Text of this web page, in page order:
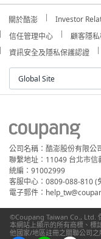
關於酷澎 Investor
信任管理中心
顧客隱
資訊安全及隱私保護認證
Global Site
公司名稱：酷澎股份有限公
聯繫地址：11049 台北市
統編：91002999
客服中心：0809-088-810 (
電子郵件：
©Coupang Taiwan Co., Ltd.
本網站上顯示的所有商標、標
他國家/地區註冊之關聯公司之